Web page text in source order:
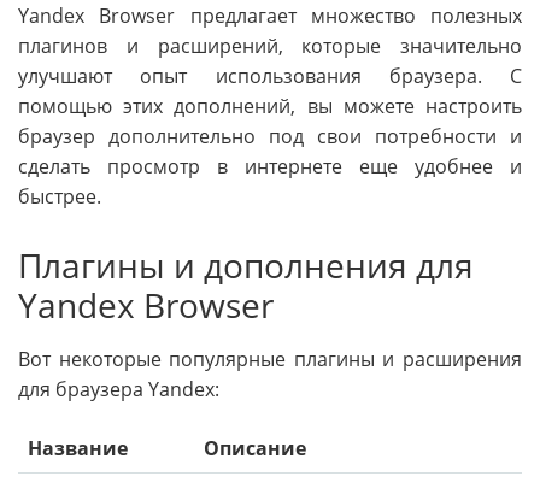
Yandex Browser предлагает множество полезных
плагинов и расширений, которые значительно
улучшают опыт использования браузера. С
помощью этих дополнений, вы можете настроить
браузер дополнительно под свои потребности и
сделать просмотр в интернете еще удобнее и
быстрее.
Плагины и дополнения для
Yandex Browser
Вот некоторые популярные плагины и расширения
для браузера Yandex:
Название
Описание